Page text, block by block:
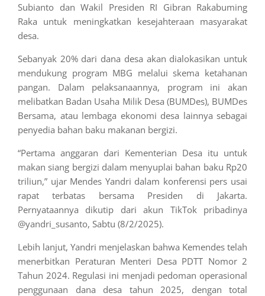
Subianto dan Wakil Presiden RI Gibran Rakabuming
Raka untuk meningkatkan kesejahteraan masyarakat
desa.
Sebanyak 20% dari dana desa akan dialokasikan untuk
mendukung program MBG melalui skema ketahanan
pangan. Dalam pelaksanaannya, program ini akan
melibatkan Badan Usaha Milik Desa (BUMDes), BUMDes
Bersama, atau lembaga ekonomi desa lainnya sebagai
penyedia bahan baku makanan bergizi.
“Pertama anggaran dari Kementerian Desa itu untuk
makan siang bergizi dalam menyuplai bahan baku Rp20
triliun,” ujar Mendes Yandri dalam konferensi pers usai
rapat terbatas bersama Presiden di Jakarta.
Pernyataannya dikutip dari akun TikTok pribadinya
@yandri_susanto, Sabtu (8/2/2025).
Lebih lanjut, Yandri menjelaskan bahwa Kemendes telah
menerbitkan Peraturan Menteri Desa PDTT Nomor 2
Tahun 2024. Regulasi ini menjadi pedoman operasional
penggunaan dana desa tahun 2025, dengan total